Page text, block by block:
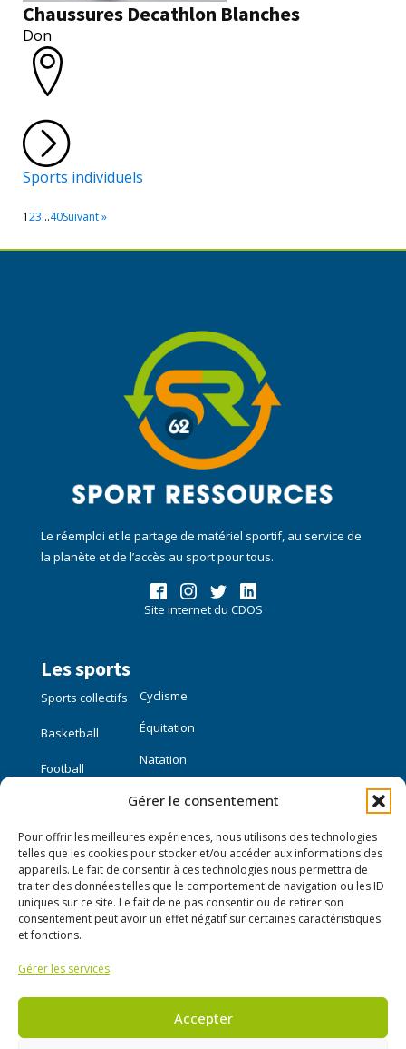
Gérer le consentement
Pour offrir les meilleures expériences, nous utilisons des technologies
telles que les cookies pour stocker et/ou accéder aux informations des
appareils. Le fait de consentir à ces technologies nous permettra de
traiter des données telles que le comportement de navigation ou les ID
uniques sur ce site. Le fait de ne pas consentir ou de retirer son
consentement peut avoir un effet négatif sur certaines caractéristiques
et fonctions.
Gérer les services
Accepter
Chaussures Decathlon Blanches
Don
Sports individuels
123…40Suivant »
Le réemploi et le partage de matériel sportif, au service de
la planète et de l’accès au sport pour tous.
Site internet du CDOS
Les sports
Sports collectifs
Basketball
Football
Sports individuels
Course à pied
Cyclisme
Équitation
Natation
Liens utiles
Mon compte
Nous contacter